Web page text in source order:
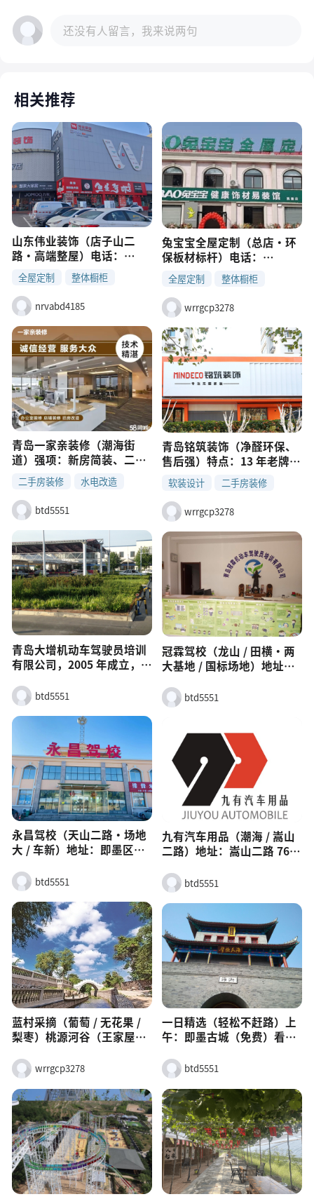
还没有人留言，我来说两句
相关推荐
山东伟业装饰（店子山二
路・高端整屋）电话：
0532-88517777地址：店子
山二路 139 号（5000㎡大家
居体验馆）主营：欧派全屋
定制、顾家家具、整屋设计
+ 施工 + 软装特点：1998 年
成立、高端装修、一站式配
齐、所见即所得
全屋定制
整体橱柜
酒柜
nrvabd4185
青岛一家亲装修（潮海街
道）强项：新房简装、二手
房局部、墙面翻新、吊顶隔
断、贴瓷砖特点：7 年经
验，4.8 分好评、后付款、
保修
二手房装修
水电改造
灯具安装
btd5551
青岛大增机动车驾驶员培训
有限公司，2005 年成立，即
一考场 + 科三第七考场，通
过率高、拿本快。青岛大增
驾校地址（2 个场地）总部 /
报名处：即墨区鹤山路 857
号（交警大队西 198 米）主
训练场 / 考场：即墨区青威
路 922 号（北杨头）班型价
格（2026 参考）C1 特价
班：3400 元（4 人一车，自
理）C1 普通班：3800–3900
元（多人一车，含接送）C1
豪华 / 一对一：4000 元（1
人一车）C2 自动挡：3800
元退伍军人班：3990 元核心
特点自有考场：科二、科三
本校考，不用跑远收费透
明：一次性收费，拒绝吃拿
卡要车型齐全：C1/C2 及
A/B/D/E 全车型培训水滴信
用时间灵活：周一至周日可
练，支持夜间训练口碑好：
教练耐心、通过率高，适合
零基础
btd5551
永昌驾校（天山二路・场地
大 / 车新）地址：即墨区天
13789881881简介：场地规
范、车辆新、教练严而耐
心，适合零基础。班型：C1
约3600–4000 元，C2 自动
挡 + 300–500 元。特点：练
车时间足、考场近、补考费
透明
btd5551
蓝村采摘（葡萄 / 无花果 /
梨枣）桃源河谷（王家屋子
13589352800时间：6.20–
10.20；38 元 / 人畅吃，带
走 18 元 / 斤即墨桃源河谷含
青农场（六里村・无花果 /
猕猴桃）无花果 30 元畅
吃，猕猴桃 10 元 / 斤
wrrgcp3278
兔宝宝全屋定制（总店・环
保板材标杆）电话：
15192510666地址：烟青一
级路 211 号（信特广场附
近）主营：衣柜、橱柜、榻
榻米、全屋定制、兔宝宝板
材批发特点：板材 ENF 级、
无醛环保、本地工厂加工、
可参观车间
全屋定制
整体橱柜
酒柜
wrrgcp3278
青岛铭筑装饰（净醛环保、
售后强）特点：13 年老牌，
自有产业工人、持证上岗；
主打净醛家装，环保不达标
双倍赔；水电等 160 项终身
质保，12 小时响应售后适
合：注重环保、家里有老人
小孩
软装设计
二手房装修
水电改造
wrrgcp3278
冠霖驾校（龙山 / 田横・两
大基地 / 国标场地）地址
13200㎡）地址 2：田横环
海路北（35811㎡国标场
156xxxx9087（报名）简
介：2018 年成立，双场地、
设施全、20 + 资深教练，合
格率 75%+。班型：
C13800–4200 元，
VIP5000+。特点：场地大、
不排队、适合东部 / 田横学
员
btd5551
九有汽车用品（潮海 / 嵩山
二路）地址：嵩山二路 768
主营：3M / 龙膜贴膜、漫步
者音响、飞歌导航、包围、
座椅改装；代理一线品牌，
可安装。
btd5551
一日精选（轻松不赶路）上
午：即墨古城（免费）看
墙、古街美食：古城炉包、
豆腐脑、老酒雪糕
btd5551